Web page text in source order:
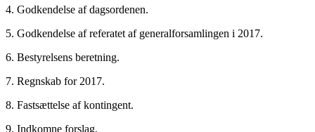
4. Godkendelse af dagsordenen.
5. Godkendelse af referatet af generalforsamlingen i 2017.
6. Bestyrelsens beretning.
7. Regnskab for 2017.
8. Fastsættelse af kontingent.
9. Indkomne forslag.